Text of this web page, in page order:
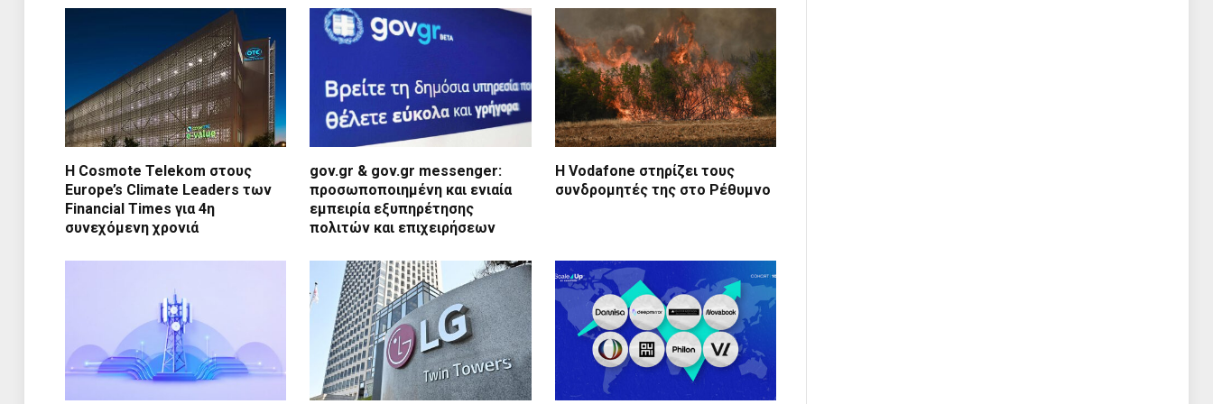
Η Cosmote Telekom στους
Europe’s Climate Leaders των
Financial Times για 4η
συνεχόμενη χρονιά
gov.gr & gov.gr messenger:
προσωποποιημένη και ενιαία
εμπειρία εξυπηρέτησης
πολιτών και επιχειρήσεων
Η Vodafone στηρίζει τους
συνδρομητές της στο Ρέθυμνο